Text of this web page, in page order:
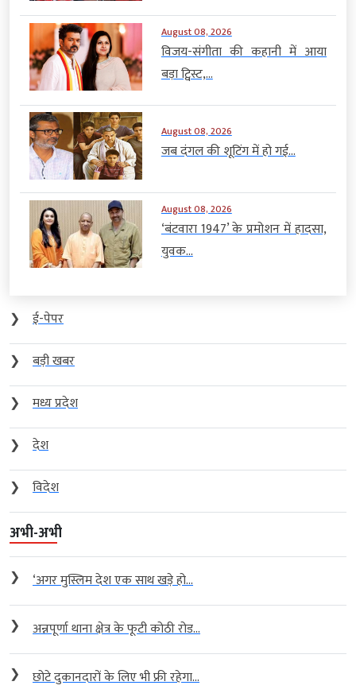
August 08, 2026
विजय-संगीता की कहानी में आया
बड़ा ट्विस्ट,...
August 08, 2026
जब दंगल की शूटिंग में हो गई...
August 08, 2026
‘बंटवारा 1947’ के प्रमोशन में हादसा,
युवक...
❯
ई-पेपर
❯
बड़ी खबर
❯
मध्य प्रदेश
❯
देश
❯
विदेश
अभी-अभी
❯ ‘अगर मुस्लिम देश एक साथ खड़े हो...
❯ अन्नपूर्णा थाना क्षेत्र के फूटी कोठी रोड...
❯ छोटे दुकानदारों के लिए भी फ्री रहेगा...